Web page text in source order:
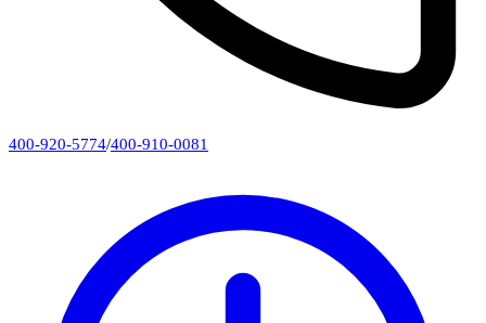
400-920-5774/400-910-0081